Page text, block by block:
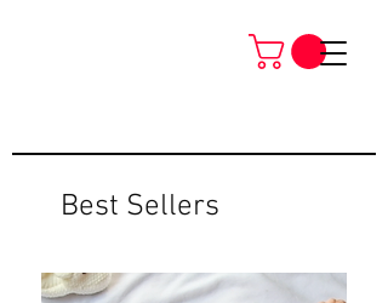
Best Sellers